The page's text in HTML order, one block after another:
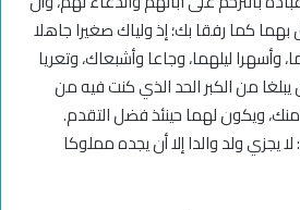
كما رفقا بك؛ إذ ولياك صغيرا جاهلا
وأسهرا ليلهما، وجاعا وأشبعاك، وتعريا
يبلغا من الكبر الحد الذي كنت فيه من
ويكون لهما حينئذ فضل التقدم.
يجزي ولد والدا إلا أن يجده مملوكا